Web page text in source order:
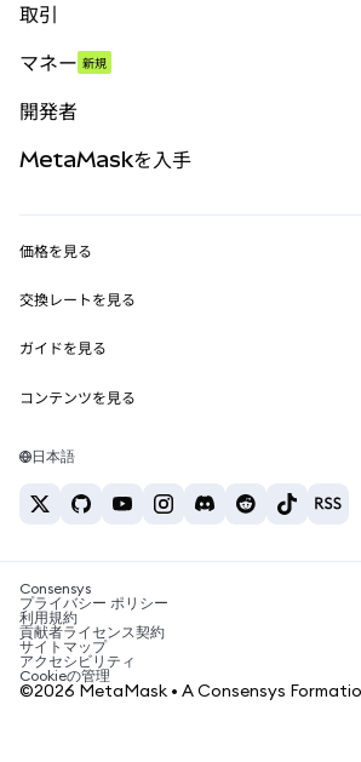
取引
パーペチュアル
RWA
マネー 新規
開発者
MetaMask Connect
Snaps
Web3サービス
MetaMaskを入手
セキュリティ
サポート
キャリア
お問い合わせ
価格を見る
イーサリアムの価格
Solanaの価格
Tetherの価格
交換レートを見る
ETH→USD
USDT→INR
BTC→INR
ETH→USDT
ガイドを見る
ETHの購入
USDTの購入
SHIBの購入
BNBの購入
コンテンツを見る
Solanaウォレット
税制関連ニュース
暗号資産の購入方法は？
ビットコインを売るには？
日本語
Consensys
プライバシー ポリシー
利用規約
貢献者ライセンス契約
サイトマップ
アクセシビリティ
Cookieの管理
©2026 MetaMask • A Consensys